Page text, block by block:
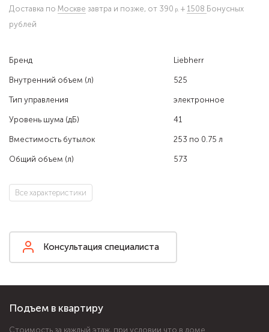
Бренд Liebherr
Внутренний объем (л) 525
Тип управления электронное
Уровень шума (дБ) 41
Вместимость бутылок 253 по 0.75 л
Общий объем (л) 573
Все характеристики
Консультация специалиста
Доставка по Москве завтра и позже, от 390 + 1508 Бонусных
рублей
Подъем в квартиру
Стоимость за каждый этаж, при условии что в доме